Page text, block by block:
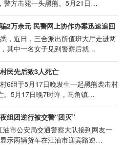
警方击毙一头黑熊。5月21日…
2万余元 民警网上协作办案迅速追回
，近日，三合派出所值班大厅走进两
其中一名女子见到警察后就…
民先后致3人死亡
6组于5月17日晚发生一起黑熊袭击村
。5月17日晚7时许，马角镇…
组团逆行被交警“团灭”
市公安局交通警察大队接到网友一
示两辆货车在江油市迎宾路逆…